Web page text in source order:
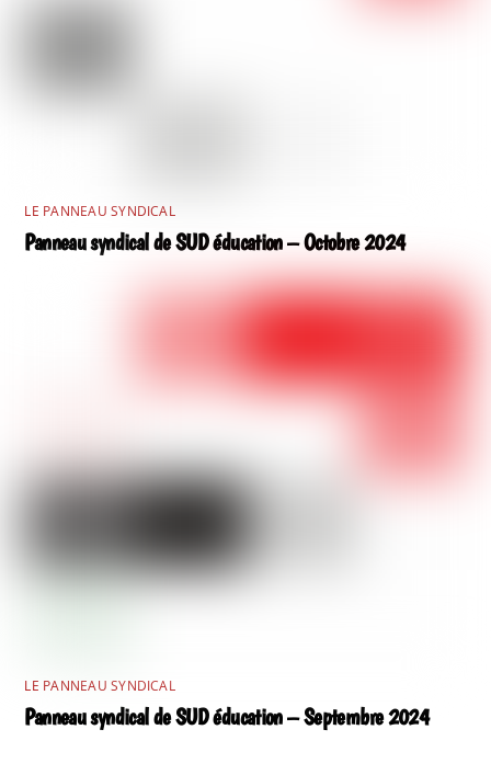
LE PANNEAU SYNDICAL
Panneau syndical de SUD éducation – Octobre 2024
LE PANNEAU SYNDICAL
Panneau syndical de SUD éducation – Septembre 2024